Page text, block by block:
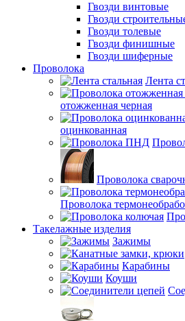
Гвозди винтовые
Гвозди
Гвозди толевые
Гвозди финишные
Гвозди шиферные
Проволока
Лента
отожженная черная
оцинкованная
Проволока
Проволока
Такелажные изделия
Зажимы
Карабины
Коуши